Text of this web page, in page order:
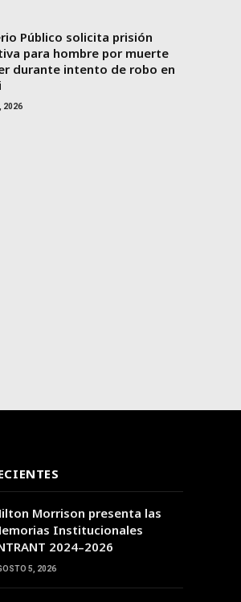
Público solicita prisión
para hombre por muerte
durante intento de robo en
2026
Morrison presenta las
Institucionales
2024–2026
5, 2026